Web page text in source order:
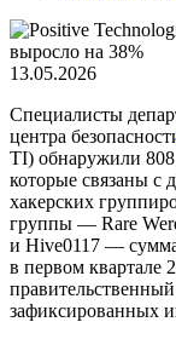
13.05.2026
Специалисты
центра
TI) обнаружили
которые связаны с
хакерских
группы — Rare
и Hive0117 —
в первом квартале
зафиксированных